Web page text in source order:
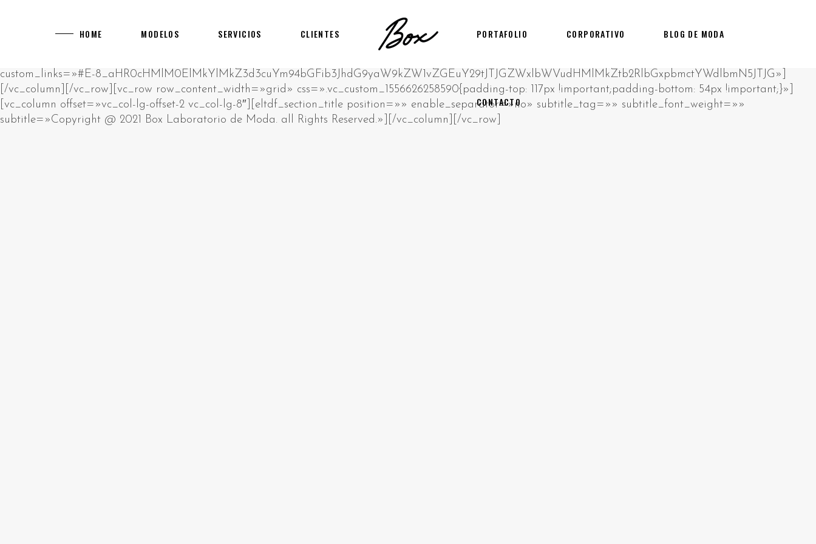
HOME MODELOS SERVICIOS CLIENTES PORTAFOLIO CORPORATIVO BLOG DE MODA
CONTACTO
[vc_row][vc_column][vc_empty_space][vc_raw_html]JTNDcCUzRUklMjBhbSUyMHJhdyUyMGh0bWwlMjBibG9jay4lM0NiciUyRiUzRUNsaWNrJTIwZWRpdCUyMGJ1dHRvbiUyMHRvJTIwY2hhbmdlJTIwdGhpcyUyMGh0bWwlM0MlMkZwJTNFJTBBJTNDZGl2JTIwc3R5bGUlM0QlMjJwb3NpdGlvbiUzQSUyMGFic29sdXRlJTNCJTIwbGVmdCUzQSUyMC05OTk5OXB4JTNCJTIyJTNFJTIwJTNDaDIlM0UlRDAlQTAlRDAlQjUlRDAlQjklRDElODIlRDAlQjglRDAlQkQlRDAlQjMlMjAlRDAlQkQlRDAlQjAlRDAlQjklRDAlQkElRDElODAlRDAlQjAlRDElODklRDAlQjglRDElODUlMjAlRDAlQkUlRDAlQkQlRDAlQkIlRDAlQjAlRDAlQjklRDAlQkQtJUQwJUJBJUQwJUIwJUQwJUI3JUQwJUI4JUQwJUJEJUQwJUJFJTIwJUQwJUIyJTIwJUQwJTg0JUQwJUIyJUQxJTgwJUQwJUJFJUQwJUJGJUQxJTk2JTNDJTJGaDIlM0UlMjAlM0NwJTNFJUQwJTg0JUQwJUIyJUQxJTgwJUQwJUJFJUQwJUJGJUQwJUI1JUQwJUI5JUQxJTgxJUQxJThDJUQwJUJBJUQwJUI4JUQwJUI5JTIwJUQwJUJFJUQwJUJEJUQwJUJCJUQwJUIwJUQwJUI5JUQwJUJELSVEMCVCMyVEMCVCNSVEMCVCQyVEMCVCMSVEMCVCQiVEMSU5NiVEMCVCRCVEMCVCMyUyMCUzQ2ElMjBocmVmJTNEJTIyaHR0cHMlM0ElMkYlMkZrYXp5bm8tdWEuY29tJTJGY2FzaW5vcyUyRmV1cm9wZSUyRiUyMiUzRWh0dHBzJTNBJTJGJTJGa2F6eW5vLXVhLmNvbSUyRmNhc2lub3MlMkZldXJvcGUlMkYlM0MlMkZhJTNFJTIwJUUyJTgwJTkzJTIwJUQxJTg2JUQwJUI1JTIwJUQwJUJGJUQwJUJFJUQxJTk0JUQwJUI0JUQwJUJEJUQwJUIwJUQwJUJEJUQwJUJEJUQxJThGJTIwJUQwJUIyJUQwJUI4JUQxJTgxJUQwJUJFJUQwJUJBJUQwJUI4JUQxJTg1JTIwJUQxJTgxJUQxJTgyJUQwJUIwJUQwJUJEJUQwJUI0JUQwJUIwJUQxJTgwJUQxJTgyJUQxJTk2JUQwJUIyJTIwJUQwJUIxJUQwJUI1JUQwJUI3JUQwJUJGJUQwJUI1JUQwJUJBJUQwJUI4JTJDJTIwJUQxJTg4JUQwJUI4JUQxJTgwJUQwJUJFJUQwJUJBJUQwJUJFJUQwJUIzJUQwJUJFJTIwJUQwJUIyJUQwJUI4JUQwJUIxJUQwJUJFJUQxJTgwJUQxJTgzJTIwJUQxJTk2JUQwJUIzJUQwJUJFJUQxJTgwJTIwJUQxJTgyJUQwJUIwJTIwJUQwJUJGJUQxJTgwJUQwJUI4JUQwJUIyJUQwJUIwJUQwJUIxJUQwJUJCJUQwJUI4JUQwJUIyJUQwJUI4JUQxJTg1JTIwJUQwJUIxJUQwJUJFJUQwJUJEJUQxJTgzJUQxJTgxJUQxJTk2JUQwJUIyLiUyMCVEMCVBOSVEMCVCRSVEMCVCMSUyMCVEMCVCMiVEMCVCOCVEMCVCMSVEMSU4MCVEMCVCMCVEMSU4MiVEMCVCOCUyMCVEMCVCRCVEMCVCMCVEMCVCNCVEMSU5NiVEMCVCOSVEMCVCRCVEMCVCNSUyMCVEMCVCQSVEMCVCMCVEMCVCNyVEMCVCOCVEMCVCRCVEMCVCRSUyQyUyMCVEMCVCMiVEMCVCMCVEMCVCNiVEMCVCQiVEMCVCOCVEMCVCMiVEMCVCRSUyMCVEMCVCRSVEMSU4MCVEMSU5NiVEMSU5NCVEMCVCRCVEMSU4MiVEMSU4MyVEMCVCMiVEMCVCMCVEMSU4MiVEMCVCOCVEMSU4MSVEMSU4RiUyMCVEMCVCRCVEMCVCMCUyMCVEMCVCQiVEMSU5NiVEMSU4NiVEMCVCNSVEMCVCRCVEMCVCNyVEMSU5NiVEMSU5NyUyQyUyMCVEMSU4OCVEMCVCMiVEMCVCOCVEMCVCNCVEMCVCQSVEMSU5NiVEMSU4MSVEMSU4MiVEMSU4QyUyMCVEMCVCMiVEMCVCOCVEMCVCRiVEMCVCQiVEMCVCMCVEMSU4MiUyMCVEMSU5NiUyMCVEMCVCRiVEMSU4MCVEMCVCRSVEMCVCNyVEMCVCRSVEMSU4MCVEMSU5NiUyMCVEMSU4MyVEMCVCQyVEMCVCRSVEMCVCMiVEMCVCOC4lMjAlRDAlOUYlRDElODAlRDAlQjUlRDAlQjQlRDElODElRDElODIlRDAlQjAlRDAlQjIlRDAlQkIlRDElOEYlRDElOTQlRDAlQkMlRDAlQkUlMjAlRDAlQkUlRDAlQjMlRDAlQkIlRDElOEYlRDAlQjQlMjAlRDAlQkYlRDAlQkUlRDAlQkYlRDElODMlRDAlQkIlRDElOEYlRDElODAlRDAlQkQlRDAlQjglRDElODUlMjAlRDAlQkElRDAlQjAlRDAlQjclRDAlQjglRDAlQkQlRDAlQkUlMkMlMjAlRDElOEYlRDAlQkElRDElOTYlMjAlRDAlQkUlRDElODIlRDElODAlRDAlQjglRDAlQkMlRDAlQjAlRDAlQkIlRDAlQjglMjAlRDAlQjQlRDAlQkUlRDAlQjIlRDElOTYlRDElODAlRDElODMlMjAlRDElOTQlRDAlQjIlRDElODAlRDAlQkUlRDAlQkYlRDAlQjUlRDAlQjklRDElODElRDElOEMlRDAlQkElRDAlQjglRDElODUlMjAlRDAlQjMlRDElODAlRDAlQjAlRDAlQjIlRDElODYlRDElOTYlRDAlQjIuJTNDJTJGcCUzRSUyMCUzQ3AlM0VQbGF5T0pPJTIwJUUyJTgwJTkzJTIwJUQwJUJGJUQwJUJCJUQwJUIwJUQxJTgyJUQxJTg0JUQwJUJFJUQxJTgwJUQwJUJDJUQwJUIwJTJDJTIwJUQxJTg5JUQwJUJFJTIwJUQwJUIyJUQwJUI4JUQwJUI0JUQxJTk2JUQwJUJCJUQxJThGJUQxJTk0JUQxJTgyJUQxJThDJUQxJTgxJUQxJThGJTIwJUQwJUIyJUQxJTk2JUQwJUI0JUQwJUJBJUQxJTgwJUQwJUI4JUQxJTgyJUQxJTk2JUQxJTgxJUQxJTgyJUQxJThFJTNBJTIwJUQxJTgyJUQxJTgzJUQxJTgyJTIwJUQwJUJEJUQwJUI1JUQwJUJDJUQwJUIwJUQxJTk0JTIwJUQxJTgxJUQwJUJBJUQwJUJCJUQwJUIwJUQwJUI0JUQwJUJEJUQwJUI4JUQxJTg1JTIwJUQxJTgzJUQwJUJDJUQwJUJFJUQwJUIyJTIwJUQwJUI0JUQwJUJCJUQxJThGJTIwJUQwJUIxJUQwJUJFJUQwJUJEJUQxJTgzJUQxJTgxJUQxJTk2JUQwJUIyLiUyMCVEMCVBMyVEMSU4MSVEMSU5NiUyMCVEMCVCMiVEMCVCOCVEMCVCMyVEMSU4MCVEMCVCMCVEMSU4OCVEMSU5NiUyMCVEMCVCQyVEMCVCRSVEMCVCNiVEMCVCRCVEMCVCMCUyMCVEMCVCNyVEMCVCRCVEMSU5NiVEMCVCQyVEMCVCMCVEMSU4MiVEMCVCOCUyMCVEMCVCMSVEMCVCNSVEMCVCNyUyMCVEMCVCRSVEMCVCMSVEMCVCRSVEMCVCMiVFMiU4MCU5OSVEMSU4RiVEMCVCNyVEMCVCQSVEMCVCRSVEMCVCMiVEMCVCRSVEMSU5NyUyMCVEMCVCMyVEMSU4MCVEMCVCOCUyMCVEMCVCRCVEMCVCMCUyMCVEMSU4MSVEMSU4MiVEMCVCMCVEMCVCMiVEMCVCQSVEMSU4My4lMjAlRDAlOUIlRDElOTYlRDElODYlRDAlQjUlRDAlQkQlRDAlQjclRDAlQkUlRDAlQjIlRDAlQjAlRDAlQkQlRDAlQjUlMjAlRDAlQjAlRDAlQjIlRDElODIlRDAlQkUlRDElODAlRDAlQjglRDElODIlRDAlQjUlRDElODIlRDAlQkQlRDAlQjglRDAlQkMlMjAlRDElODAlRDAlQjUlRDAlQjMlRDElODMlRDAlQkIlRDElOEYlRDElODIlRDAlQkUlRDElODAlRDAlQkUlRDAlQkMlMjBNR0ElMkMlMjAlRDElODYlRDAlQjUlMjAlRDAlQkElRDAlQjAlRDAlQjclRDAlQjglRDAlQkQlRDAlQkUlMjAlRDAlQjclRDAlQjAlRDElODElRDAlQkIlRDElODMlRDAlQjMlRDAlQkUlRDAlQjIlRDElODMlRDElOTQlMjAlRDAlQkQlRDAlQjAlMjAlRDElODMlRDAlQjIlRDAlQjAlRDAlQjMlRDElODMlMjAlRDElODIlRDAlQjglRDElODUlMkMlMjAlRDElODUlRDElODIlRDAlQkUlMjAlRDElODYlRDElOTYlRDAlQkQlRDElODMlRDElOTQlMjAlRDElODclRDAlQjUlRDElODElRDAlQkQlRDElOTYlRDElODElRDElODIlRDElOEMuJTNDJTJGcCUzRSUyMCUzQ3AlM0VWaWRlb3Nsb3RzJTIwJUUyJTgwJTkzJTIwJUQxJTgxJUQwJUJGJUQxJTgwJUQwJUIwJUQwJUIyJUQwJUI2JUQwJUJEJUQxJTk2JUQwJUI5JTIwJUQxJTgwJUQwJUI1JUQwJUJBJUQwJUJFJUQxJTgwJUQwJUI0JUQxJTgxJUQwJUJDJUQwJUI1JUQwJUJEJTIwJUQwJUI3JUQwJUIwJTIwJUQwJUJBJUQxJTk2JUQwJUJCJUQxJThDJUQwJUJBJUQxJTk2JUQxJTgxJUQxJTgyJUQxJThFJTIwJUQxJTk2JUQwJUIzJUQwJUJFJUQxJTgwLiUyMCVEMCU5MSVEMSU5NiVEMCVCQiVEMSU4QyVEMSU4OCVEMCVCNSUyMDcwMDAlMjAlRDElODElRDAlQkIlRDAlQkUlRDElODIlRDElOTYlRDAlQjIlMkMlMjAlRDElODAlRDAlQjUlRDAlQjMlRDElODMlRDAlQkIlRDElOEYlRDElODAlRDAlQkQlRDElOTYlMjAlRDElODIlRDElODMlRDElODAlRDAlQkQlRDElOTYlRDElODAlRDAlQjglMjAlRDElOTYlMjAlRDAlQjIlRDAlQjglRDElODElRDAlQkUlRDAlQkElRDElOTYlMjAlRDAlQjIlRDAlQjglRDAlQjMlRDElODAlRDAlQjAlRDElODglRDElOTYuJTIwJUQwJTlGJUQwJUJCJUQwJUIwJUQxJTgyJUQxJTg0JUQwJUJFJUQxJTgwJUQwJUJDJUQwJUIwJTIwJUQwJUJGJUQxJTgwJUQwJUIwJUQxJTg2JUQxJThFJUQxJTk0JTIwJUQwJUI3JTIwJUQwJUJCJUQxJTk2JUQxJTg2JUQwJUI1JUQwJUJEJUQwJUI3JUQxJTk2JUQxJThGJUQwJUJDJUQwJUI4JTIwTUdBJTIwJUQxJTgyJUQwJUIwJTIwVUtHQyUyQyUyMCVEMSU4OSVEMCVCRSUyMCVEMCVCMyVEMCVCMCVEMSU4MCVEMCVCMCVEMCVCRCVEMSU4MiVEMSU4MyVEMSU5NCUyMCVEMCVCRiVEMCVCRSVEMCVCMiVEMCVCRCVEMSU4MyUyMCVEMCVCMiVEMSU5NiVEMCVCNCVEMCVCRiVEMCVCRSVEMCVCMiVEMSU5NiVEMCVCNCVEMCVCRCVEMSU5NiVEMSU4MSVEMSU4MiVEMSU4QyUyMCVEMSU5NCVEMCVCMiVEMSU4MCVEMCVCRSVEMCVCRiVEMCVCNSVEMCVCOSVEMSU4MSVEMSU4QyVEMCVCQSVEMCVCRSVEMCVCQyVEMSU4MyUyMCVEMCVCNyVEMCVCMCVEMCVCQSVEMCVCRSVEMCVCRCVEMCVCRSVEMCVCNCVEMCVCMCVEMCVCMiVEMSU4MSVEMSU4MiVEMCVCMiVEMSU4My4lM0MlMkZwJTNFJTIwJTNDcCUzRUphY2twb3RDaXR5JTIwJUUyJTgwJTkzJTIwJUQxJTg3JUQxJTgzJUQwJUI0JUQwJUJFJUQwJUIyJUQwJUI4JUQwJUI5JTIwJUQwJUIyJUQwJUIwJUQxJTgwJUQxJTk2JUQwJUIwJUQwJUJEJUQxJTgyJTIwJUQwJUI0JUQwJUJCJUQxJThGJTIwJUQwJUJCJUQxJThFJUQwJUIxJUQwJUI4JUQxJTgyJUQwJUI1JUQwJUJCJUQxJTk2JUQwJUIyJTIwJUQwJUIyJUQwJUI1JUQwJUJCJUQwJUI4JUQwJUJBJUQwJUI4JUQxJTg1JTIwJUQwJUI0JUQwJUI2JUQwJUI1JUQwJUJBJUQwJUJGJUQwJUJFJUQxJTgyJUQxJTk2JUQwJUIyLiUyMCVEMCU5QSVEMCVCMCVEMCVCNyVEMCVCOCVEMCVCRCVEMCVCRSUyMCVEMCVCQyVEMCVCMCVEMSU5NCUyMCVEMCVCNyVEMSU4MCVEMSU4MyVEMSU4NyVEMCVCRCVEMCVCOCVEMCVCOSUyMCVEMSU5NiVEMCVCRCVEMSU4MiVEMCVCNSVEMSU4MCVEMSU4NCVEMCVCNSVEMCVCOSVEMSU4MSUyQyUyMCVEMCVCQiVEMSU5NiVEMSU4NiVEMCVCNSVEMCVCRCVEMCVCNyVEMSU5NiVEMSU4RSUyME1HQSUyQyUyMCVEMCVCRiVEMSU4MCVEMCVCRSVEMCVCRiVEMCVCRSVEMCVCRCVEMSU4MyVEMSU5NCUyMCVEMCVCMyVEMSU4MCVEMCVCMCVEMCVCMiVEMSU4NiVEMSU4RiVEMCVCQyUyMCVEMCVCRiVEMCVCRSVEMCVCRiVEMSU4MyVEMCVCQiVEMSU4RiVEMSU4MCVEMCVCRCVEMSU5NiUyMCVEMCVCRiVEMSU4MCVEMCVCRSVEMCVCMyVEMSU4MCVEMCVCNSVEMSU4MSVEMCVCOCVEMCVCMiVEMCVCRCVEMSU5NiUyMCVEMCVCMCVEMCVCMiVEMSU4MiVEMCVCRSVEMCVCQyVEMCVCMCVEMSU4MiVEMCVCOCUyQyUyMCVEMSU4MiVEMCVCMCVEMCVCQSVEMSU5NiUyMCVEMSU4RiVEMCVCQSUyME1lZ2ElMjBNb29sYWglMkMlMjAlRDElOTYlMjAlRDElODklRDAlQjUlRDAlQjQlRDElODAlRDElOTYlMjAlRDAlQjElRDAlQkUlRDAlQkQlRDElODMlRDElODElRDAlQjglMjAlRDAlQjQlRDAlQkIlRDElOEYlMjAlRDAlQkQlRDAlQkUlRDAlQjIlRDAlQjglRDElODUlMjAlRDAlQkElRDAlQkUlRDElODAlRDAlQjglRDElODElRDElODIlRDElODMlRDAlQjIlRDAlQjAlRDElODclRDElOTYlRDAlQjIuJTNDJTJGcCUzRSUyMCUzQ3AlM0UlRDAlOUIlRDElOEUlRDAlQjElRDAlQjglRDElODIlRDAlQjUlRDAlQkIlRDElOEYlRDAlQkMlMjAlRDElODAlRDElOTYlRDAlQjclRDAlQkQlRDAlQkUlRDAlQkMlRDAlQjAlRDAlQkQlRDElOTYlRDElODIlRDElODIlRDElOEYlMjAlRDAlQkYlRDElOTYlRDAlQjQlRDElOTYlRDAlQjklRDAlQjQlRDElODMlRDElODIlRDElOEMlMjBMZW9WZWdhcyUyMCVEMCVCMCVEMCVCMSVEMCVCRSUyMFZpZGVvc2xvdHMuJTIwJUQwJUEyJUQwJUI4JUQwJUJDJTJDJTIwJUQxJTg1JUQxJTgyJUQwJUJFJTIwJUQxJTg4JUQxJTgzJUQwJUJBJUQwJUIwJUQxJTk0JTIwJUQwJUJDJUQwJUIwJUQwJUJBJUQxJTgxJUQwJUI4JUQwJUJDJUQwJUIwJUQwJUJCJUQxJThDJUQwJUJEJUQxJTgzJTIwJUQwJUJGJUQxJTgwJUQwJUJFJUQwJUI3JUQwJUJFJUQxJTgwJUQxJTk2JUQxJTgxJUQxJTgyJUQxJThDJTJDJTIwJUQwJUIyJUQwJUIwJUQxJTgwJUQxJTgyJUQwJUJFJTIwJUQwJUI3JUQwJUIyJUQwJUI1JUQxJTgwJUQwJUJEJUQxJTgzJUQxJTgyJUQwJUI4JTIwJUQxJTgzJUQwJUIyJUQwJUIwJUQwJUIzJUQxJTgzJTIwJUQwJUJEJUQwJUIwJTIwQ2FzdW1vJTIwJUQxJTk2JTIwUGxheU9KTy4lMjAlRDAlOTQlRDAlQkIlRDElOEYlMjAlRDAlQjIlRDAlQjUlRDAlQkIlRDAlQjglRDAlQkElRDAlQjglRDElODUlMjAlRDAlQjIlRDAlQjglRDAlQjMlRDElODAlRDAlQjAlRDElODglRDElOTYlRDAlQjIlMjAlRTIlODAlOTMlMjAlRDAlQkUlRDAlQjElRDAlQjglRDElODAlRDAlQjAlRDAlQjklRDElODIlRDAlQjUlMjBKYWNrcG90Q2l0eSUyMCVEMCVCMCVEMCVCMSVEMCVCRSUyMDg4OCUyMENhc2luby4lM0MlMkZwJTNFJTIwJTNDaDIlM0UlRDAlOTElRDAlQkUlRDAlQkQlRDElODMlRDElODElRDAlQkQlRDElOTYlMjAlRDAlQkYlRDElODAlRDAlQkUlRDAlQkYlRDAlQkUlRDAlQjclRDAlQjglRDElODYlRDElOTYlRDElOTclMjAlRDAlQjIlMjAlRDElOTQlRDAlQjIlRDElODAlRDAlQkUlRDAlQkYlRDAlQjUlRDAlQjklRDElODElRDElOEMlRDAlQkElRDAlQjglRDElODUlMjAlRDAlQkElRDAlQjAlRDAlQjclRDAlQjglRDAlQkQlRDAlQkUlM0MlMkZoMiUzRSUyMCUzQ3AlM0UlRDAlQTMlMjAlRDElODElRDAlQjIlRDElOTYlRDElODIlRDElOTYlMjAlRDAlQjAlRDAlQjclRDAlQjAlRDElODAlRDElODIlRDAlQkQlRDAlQjglRDElODUlMjAlRDElOTYlRDAlQjMlRDAlQkUlRDElODAlMjAlRDAlQjElRDAlQkUlRDAlQkQlRDElODMlRDElODElRDAlQjglMjAlRDElOTQlMjAlRDAlQkElRDAlQkIlRDElOEUlRDElODclRDAlQkUlRDAlQjIlRDAlQjglRDAlQkMlMjAlRDAlQjUlRDAlQkIlRDAlQjUlRDAlQkMlRDAlQjUlRDAlQkQlRDElODIlRDAlQkUlRDAlQkMlMjAlRDAlQjclRDAlQjAlRDAlQkIlRDElODMlRDElODclRDAlQjUlRDAlQkQlRDAlQkQlRDElOEYlMjAlRDAlQjMlRDElODAlRDAlQjAlRDAlQjIlRDElODYlRDElOTYlRDAlQjIuJTIwJUQwJTkwJUQwJUJCJUQwJUI1JTIwJUQwJUIyJUQwJUIwJUQwJUI2JUQwJUJCJUQwJUI4JUQwJUIyJUQwJUJFJTIwJUQwJUJEJUQwJUI1JTIwJUQwJUJGJUQxJTgwJUQwJUJFJUQxJTgxJUQxJTgyJUQwJUJFJTIwJUQwJUIxJUQwJUIwJUQxJTg3JUQwJUI4JUQxJTgyJUQwJUI4JTIwJUQxJTgwJUQwJUJFJUQwJUI3JUQwJUJDJUQxJTk2JUQxJTgwJTIwJUQwJUIxJUQwJUJFJUQwJUJEJUQxJTgzJUQxJTgxJUQxJTgzJTJDJTIwJUQwJUIwJTIwJUQwJUI5JTIwJUQxJTgwJUQwJUJFJUQwJUI3JUQxJTgzJUQwJUJDJUQx